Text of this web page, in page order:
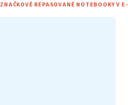
ZNAČKOVÉ REPASOVANÉ NOTEBOOKY V